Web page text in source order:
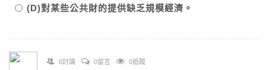
(D)對某些公共財的提供缺乏規模經濟。
0討論 0留言 0追蹤